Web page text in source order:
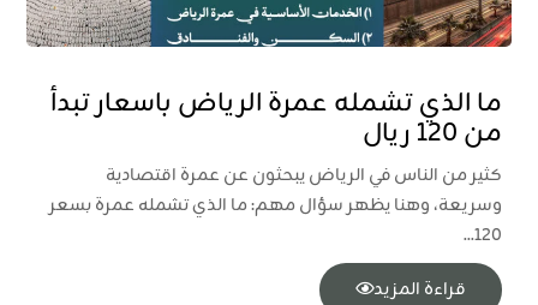
ما الذي تشمله عمرة الرياض باسعار تبدأ
من 120 ريال
كثير من الناس في الرياض يبحثون عن عمرة اقتصادية
وسريعة، وهنا يظهر سؤال مهم: ما الذي تشمله عمرة بسعر
120...
قراءة المزيد